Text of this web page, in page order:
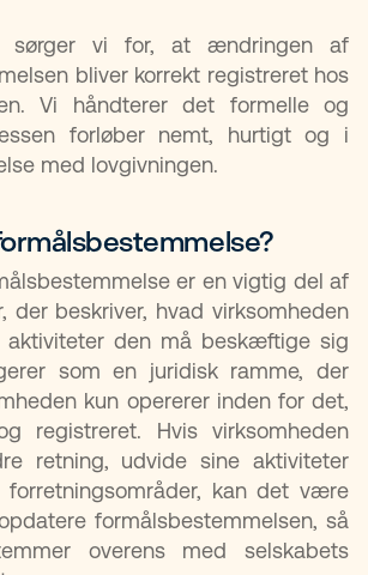
sørger vi for, at ændringen af
bliver korrekt registreret hos
Vi håndterer det formelle og
forløber nemt, hurtigt og i
med lovgivningen.
er en vigtig del af
beskriver, hvad virksomheden
aktiviteter den må beskæftige sig
som en juridisk ramme, der
kun opererer inden for det,
registreret. Hvis virksomheden
retning, udvide sine aktiviteter
kan det være
formålsbestemmelsen, så
overens med selskabets